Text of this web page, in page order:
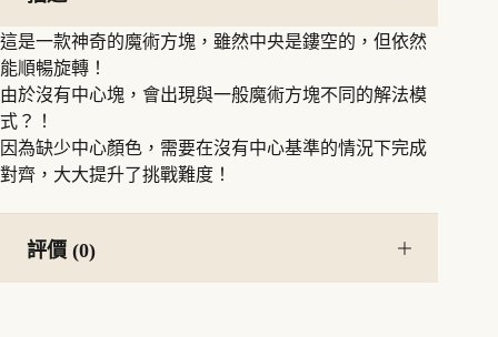
這是一款神奇的魔術方塊，雖然中央是鏤空的，但依然
能順暢旋轉！
由於沒有中心塊，會出現與一般魔術方塊不同的解法模
式？！
因為缺少中心顏色，需要在沒有中心基準的情況下完成
對齊，大大提升了挑戰難度！
評價 (0)